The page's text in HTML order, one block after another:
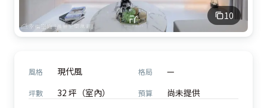
10
風格 現代風 格局 —
坪數 32 坪（室內） 預算 尚未提供